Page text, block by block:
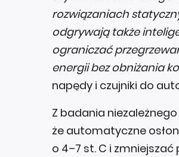
rozwiązaniach
odgrywają także
ograniczać
energii bez obniżania
napędy i czujniki do
Z badania
że automatyczne
o 4–7 st. C i